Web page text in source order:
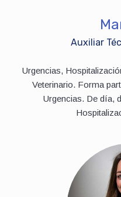
Auxiliar
Urgencias,
Veterinario. Forma
Urgencias. De día,